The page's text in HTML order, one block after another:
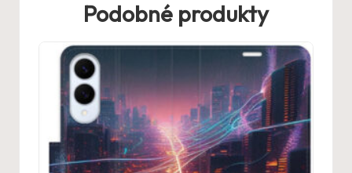
Podobné produkty